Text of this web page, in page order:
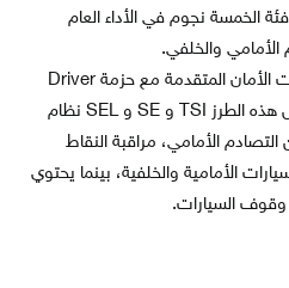
الخمسة نجوم في الأداء العام
الأمامي والخلفي.
تأتي جولف مع مجموعة من ميزات الأمان المتقدمة مع حزمة Driver
Assistance الاختيارية، كما تشمل هذه الطرز TSI و SE و SEL نظام
الأمامي، مراقبة النقاط
الأمامية والخلفية، بينما يحتوي